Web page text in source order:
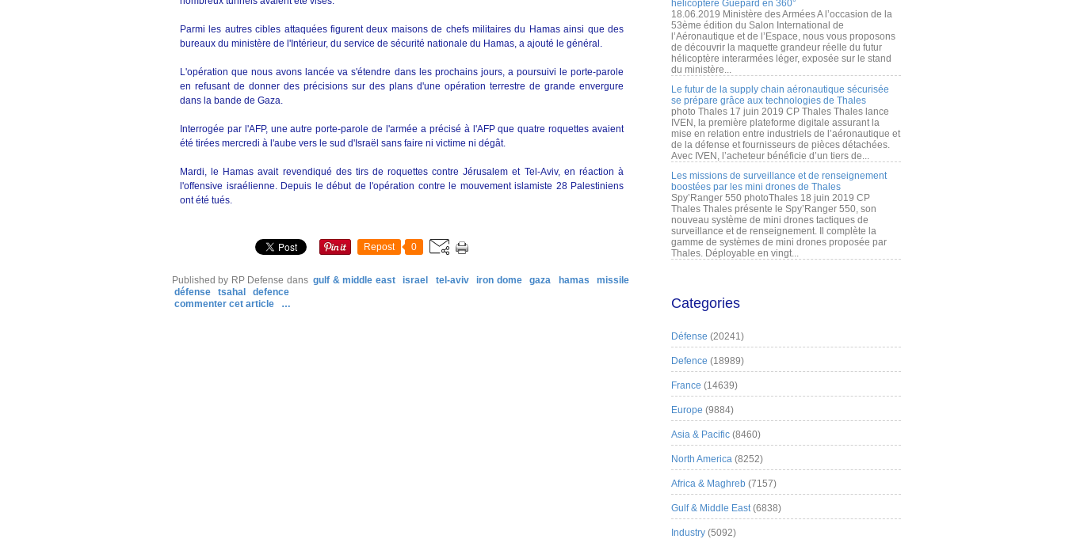
Parmi les autres cibles attaquées figurent deux maisons de chefs militaires du Hamas ainsi que des
bureaux du ministère de l'Intérieur, du service de sécurité nationale du Hamas, a ajouté le général.
L'opération que nous avons lancée va s'étendre dans les prochains jours, a poursuivi le porte-parole
en refusant de donner des précisions sur des plans d'une opération terrestre de grande envergure
dans la bande de Gaza.
Interrogée par l'AFP, une autre porte-parole de l'armée a précisé à l'AFP que quatre roquettes avaient
été tirées mercredi à l'aube vers le sud d'Israël sans faire ni victime ni dégât.
Mardi, le Hamas avait revendiqué des tirs de roquettes contre Jérusalem et Tel-Aviv, en réaction à
l'offensive israélienne. Depuis le début de l'opération contre le mouvement islamiste 28 Palestiniens
ont été tués.
Repost 0
Published by RP Defense dans gulf & middle east israel tel-aviv iron dome gaza hamas
missile
défense
tsahal
defence
commenter cet article
…
hélicoptère Guépard en 360°
18.06.2019 Ministère des Armées A l’occasion de la
53ème édition du Salon International de
l’Aéronautique et de l’Espace, nous vous proposons
de découvrir la maquette grandeur réelle du futur
hélicoptère interarmées léger, exposée sur le stand
du ministère...
Le futur de la supply chain aéronautique sécurisée
se prépare grâce aux technologies de Thales
photo Thales 17 juin 2019 CP Thales Thales lance
IVEN, la première plateforme digitale assurant la
mise en relation entre industriels de l’aéronautique et
de la défense et fournisseurs de pièces détachées.
Avec IVEN, l’acheteur bénéficie d’un tiers de...
Les missions de surveillance et de renseignement
boostées par les mini drones de Thales
Spy’Ranger 550 photoThales 18 juin 2019 CP
Thales Thales présente le Spy’Ranger 550, son
nouveau système de mini drones tactiques de
surveillance et de renseignement. Il complète la
gamme de systèmes de mini drones proposée par
Thales. Déployable en vingt...
Categories
Défense (20241)
Defence (18989)
France (14639)
Europe (9884)
Asia & Pacific (8460)
North America (8252)
Africa & Maghreb (7157)
Gulf & Middle East(6838)
Industry (5092)